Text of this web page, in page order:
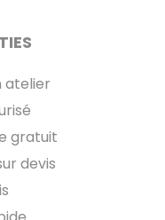
atelier
gratuit
devis